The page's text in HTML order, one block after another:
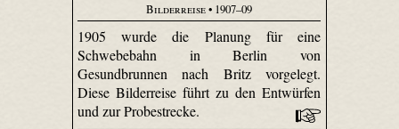
Bilderreise• 1907–09
1905 wurde die Planung für eine
Schwebebahn in Berlin von
Gesundbrunnen nach Britz vorgelegt.
Diese Bilderreise führt zu den Entwürfen
und zur Probestrecke.